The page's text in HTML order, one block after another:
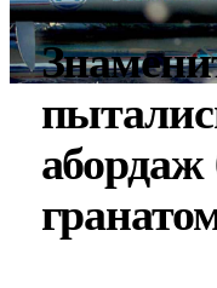
абордаж